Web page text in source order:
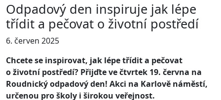
Odpadový den inspiruje jak lépe
třídit a pečovat o životní postředí
6. červen 2025
Chcete se inspirovat, jak lépe třídit a pečovat
o životní postředí? Přijďte ve čtvrtek 19. června na
Roudnický odpadový den! Akci na Karlově náměstí,
určenou pro školy i širokou veřejnost.